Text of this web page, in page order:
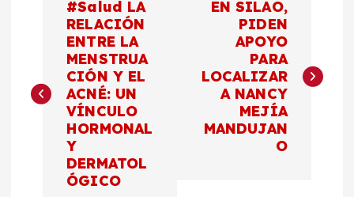
e
#Salud LA
RELACIÓN
ENTRE LA
MENSTRUA
CIÓN Y EL
ACNÉ: UN
VÍNCULO
HORMONAL
Y
DERMATOL
ÓGICO
EN SILAO,
PIDEN
APOYO
PARA
LOCALIZAR
A NANCY
MEJÍA
MANDUJAN
O